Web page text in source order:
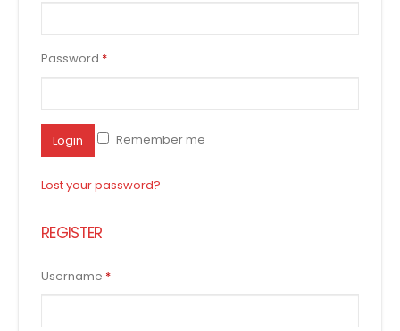
Password *
Login Remember me
Lost your password?
REGISTER
Username *